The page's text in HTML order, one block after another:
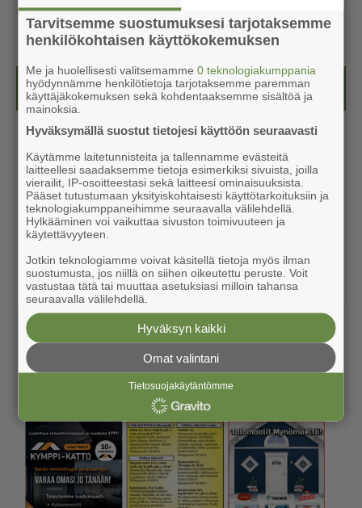
Kesälehti (ilmainen)
Tarvitsemme suostumuksesi tarjotaksemme
henkilökohtaisen käyttökokemuksen
Me ja huolellisesti valitsemamme0 teknologiakumppania
hyödynnämme henkilötietoja tarjotaksemme paremman
käyttäjäkokemuksen sekä kohdentaaksemme sisältöä ja
mainoksia.
Hyväksymällä suostut tietojesi käyttöön seuraavasti
Käytämme laitetunnisteita ja tallennamme evästeitä
laitteellesi saadaksemme tietoja esimerkiksi sivuista, joilla
vierailit, IP-osoitteestasi sekä laitteesi ominaisuuksista.
Pääset tutustumaan yksityiskohtaisesti käyttötarkoituksiin ja
teknologiakumppaneihimme seuraavalla välilehdellä.
Hylkääminen voi vaikuttaa sivuston toimivuuteen ja
käytettävyyteen.
Jotkin teknologiamme voivat käsitellä tietoja myös ilman
suostumusta, jos niillä on siihen oikeutettu peruste. Voit
vastustaa tätä tai muuttaa asetuksiasi milloin tahansa
seuraavalla välilehdellä.
Hyväksyn kaikki
Omat valintani
Tietosuojakäytäntömme